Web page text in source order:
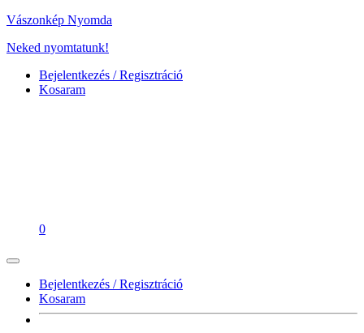
Vászonkép Nyomda
Neked nyomtatunk!
Bejelentkezés / Regisztráció
Kosaram
0
Bejelentkezés / Regisztráció
Kosaram